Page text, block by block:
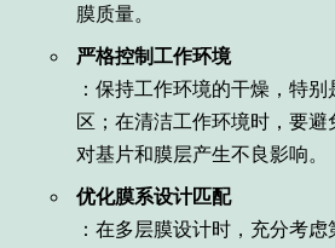
膜质量。
严格控制工作环境
：保持工作环境的干燥，特
区；在清洁工作环境时，要
对基片和膜层产生不良影响。
优化膜系设计匹配
：在多层膜设计时，充分考